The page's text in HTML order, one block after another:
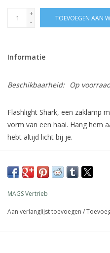
+
-
TOEVOEGEN AAN
Informatie
Beschikbaarheid: Op
Flashlight Shark, een zaklamp
vorm van een haai. Hang hem
hebt altijd licht bij je.
Materiaal: siliconen
Details: batterijduur ca. 12 uur,
om aan een rugzak of
MAGS Vertrieb
Aan verlanglijst toevoegen /